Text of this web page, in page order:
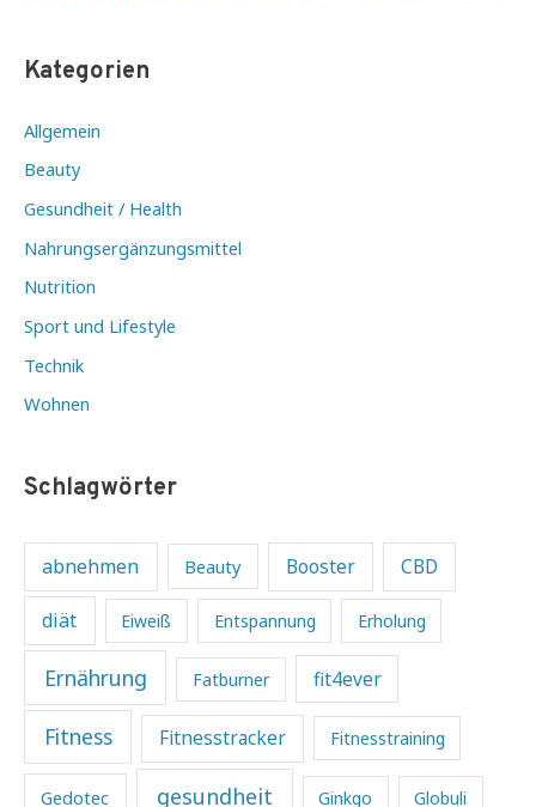
Kategorien
Allgemein
Beauty
Gesundheit / Health
Nahrungsergänzungsmittel
Nutrition
Sport und Lifestyle
Technik
Wohnen
Schlagwörter
abnehmen Beauty Booster CBD
diät Eiweiß Entspannung Erholung
Ernährung Fatburner fit4ever
Fitness Fitnesstracker Fitnesstraining
Gedotec gesundheit Ginkgo Globuli